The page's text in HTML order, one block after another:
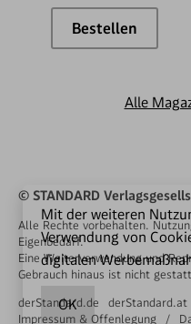
Mit der weiteren
Verwendung von
digitalen
OK
BestellenForschung
Alle
© STANDARD
Alle Rechte vorbehalten.
Eigenbedarf.
Eine Weiterverwendung und
Gebrauch hinaus ist nicht
derStandard.de
derStandard.at
Impressum & Offenlegung